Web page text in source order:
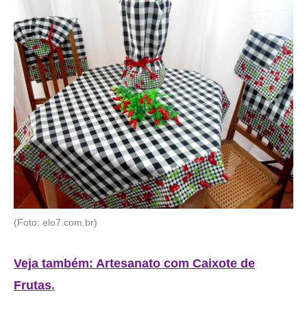
(Foto: elo7.com.br)
Veja também: Artesanato com Caixote de
Frutas.